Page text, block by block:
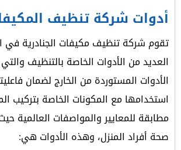
أدوات شركة تنظيف
تقوم شركة تنظيف مكيفات الجنادرية في
العديد من الأدوات الخاصة بالتنظيف
الأدوات المستوردة من الخارج لضمان
استخدامها مع المكونات الخاصة بتركيب
مطابقة للمعايير والمواصفات العالمية
صحة أفراد المنزل، وهذه الأدوات هي: